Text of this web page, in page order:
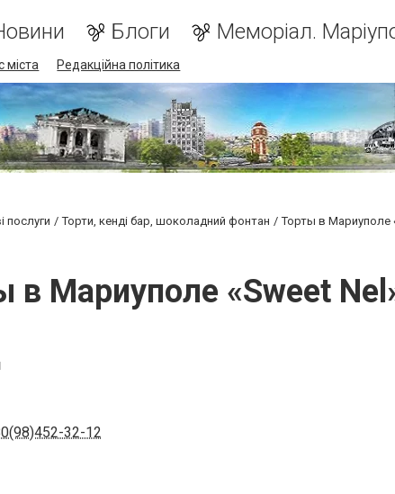
Блоги Меморіал.
міста Редакційна політика
послуги Торти, кенді бар, шоколадний фонтан Торты в Мариуполе
в Мариуполе «Sweet
32-12